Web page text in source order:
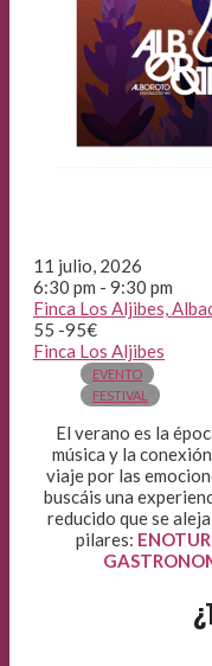
11 julio, 2026
6:30 pm - 9:30 pm
Finca Los Aljibes,
55 -95€
Finca Los Aljibes
EVENTO
FESTIVAL
El verano es la
música y la
viaje por las
buscáis una
reducido que se
pilares: